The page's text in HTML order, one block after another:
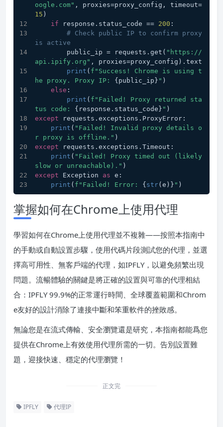
oogle.com" , proxies=proxy_config, timeout=
15 )
if response.status_code == 200 :
# Check public IP to confirm proxy
is active
        public_ip = requests.get(
"https://
api.ipify.org" , proxies=proxy_config).text
print ( f"Success! Chrome is using t
he proxy. Proxy IP: {public_ip} " )
else :
print ( f"Failed! Proxy returned sta
tus code: {response.status_code} " )
except requests.exceptions.ProxyError:
print ( "Failed! Invalid proxy details o
r proxy is offline." )
except requests.exceptions.Timeout:
print ( "Failed! Proxy timed out (likely
slow or unreachable)." )
except Exception as e:
print ( f"Failed! Error: {str(e)} " )
掌握如何在Chrome上使用代理
學習如何在Chrome上使用代理並不複雜——按照本指南中
的手動或自動設置步驟，使用代碼片段測試您的代理，並選
擇高可用性、無客戶端的代理，如IPFLY，以避免頻繁出現
問題。流暢體驗的關鍵是將正確的設置與可靠的代理相結
合：IPFLY 99.9%的正常運行時間、全球覆蓋範圍和Chrom
e友好的設計消除了連接中斷和笨重軟件的挫敗感。
無論您是在流式傳輸、安全瀏覽還是研究，本指南都能爲您
提供在Chrome上有效使用代理所需的一切。告別設置難
題，迎接快速、穩定的代理瀏覽！
正文完
IPFLY 代理IP